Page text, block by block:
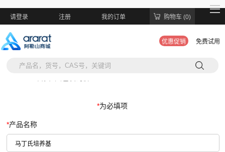
请登录 注册 我的订单 购物车 (0)
优惠促销 免费试用
*为必填项
*产品名称